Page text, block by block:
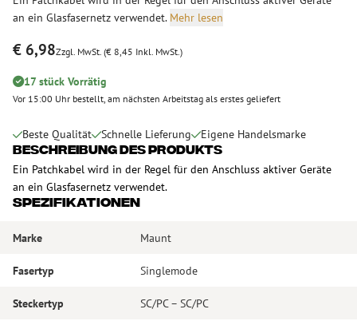
an ein Glasfasernetz verwendet. Mehr lesen
€ 6,98Zzgl. MwSt. (€ 8,45 Inkl. MwSt.)
17 stück Vorrätig
Vor 15:00 Uhr bestellt, am nächsten Arbeitstag als erstes geliefert
Beste Qualität Schnelle Lieferung Eigene Handelsmarke
Beschreibung des Produkts
Ein Patchkabel wird in der Regel für den Anschluss aktiver Geräte
an ein Glasfasernetz verwendet.
Spezifikationen
Marke Maunt
Fasertyp Singlemode
Steckertyp SC/PC – SC/PC